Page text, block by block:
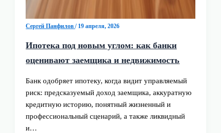
Сергей Панфилов/ 19 апреля, 2026
Ипотека под новым углом: как банки
оценивают заемщика и недвижимость
Банк одобряет ипотеку, когда видит управляемый
риск: предсказуемый доход заемщика, аккуратную
кредитную историю, понятный жизненный и
профессиональный сценарий, а также ликвидный
и…